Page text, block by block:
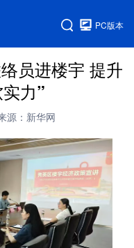
PC版本
员进楼宇 提升
力”
源：新华网